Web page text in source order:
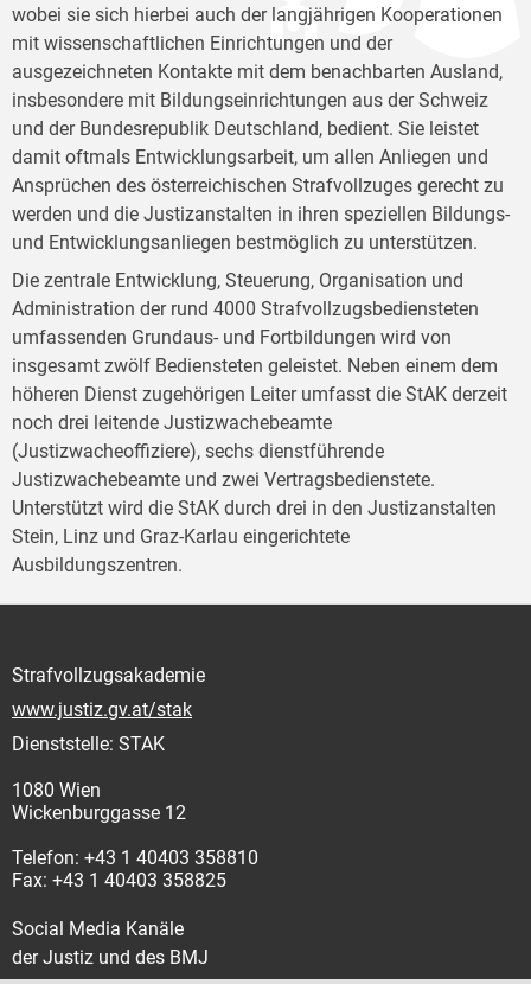
wobei sie sich hierbei auch der langjährigen Kooperationen
mit wissenschaftlichen Einrichtungen und der
ausgezeichneten Kontakte mit dem benachbarten Ausland,
insbesondere mit Bildungseinrichtungen aus der Schweiz
und der Bundesrepublik Deutschland, bedient. Sie leistet
damit oftmals Entwicklungsarbeit, um allen Anliegen und
Ansprüchen des österreichischen Strafvollzuges gerecht zu
werden und die Justizanstalten in ihren speziellen Bildungs-
und Entwicklungsanliegen bestmöglich zu unterstützen.
Die zentrale Entwicklung, Steuerung, Organisation und
Administration der rund 4000 Strafvollzugsbediensteten
umfassenden Grundaus- und Fortbildungen wird von
insgesamt zwölf Bediensteten geleistet. Neben einem dem
höheren Dienst zugehörigen Leiter umfasst die StAK derzeit
noch drei leitende Justizwachebeamte
(Justizwacheoffiziere), sechs dienstführende
Justizwachebeamte und zwei Vertragsbedienstete.
Unterstützt wird die StAK durch drei in den Justizanstalten
Stein, Linz und Graz-Karlau eingerichtete
Ausbildungszentren.
Strafvollzugsakademie
www.justiz.gv.at/stak
Dienststelle: STAK
1080 Wien
Wickenburggasse 12
Telefon: +43 1 40403 358810
Fax: +43 1 40403 358825
Social Media Kanäle
der Justiz und des BMJ